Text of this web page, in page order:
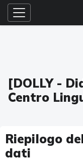
Pannello
[DOLLY -
Centro
Riepilogo
dati